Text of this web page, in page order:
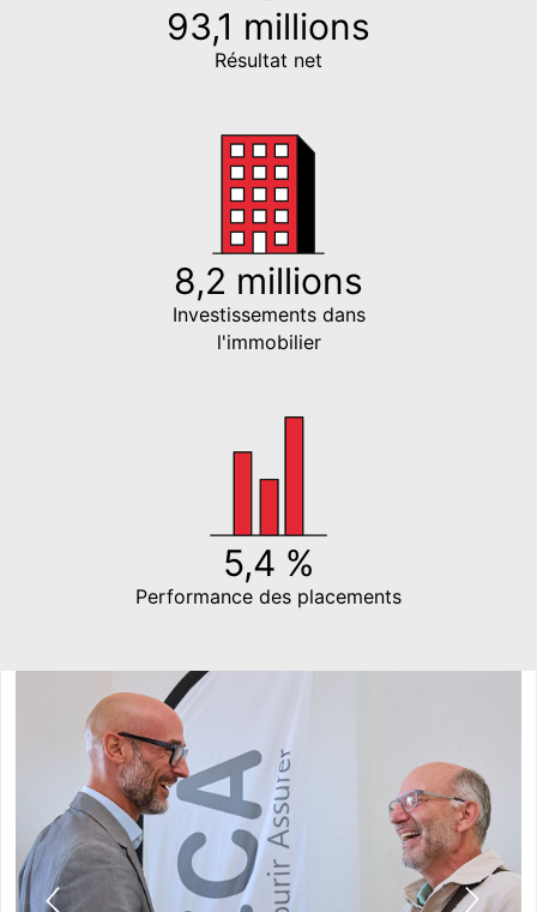
93,1 millions
Résultat net
8,2 millions
Investissements dans
l'immobilier
5,4 %
Performance des placements